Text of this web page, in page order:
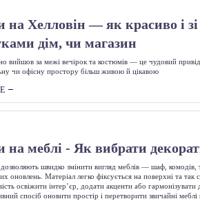
на Хелловін — як красиво і
дім, чи магазин
вийшов за межі вечірок та костюмів — це чудовий
чи офісну простору більш живою й цікавою
на меблі - Як вибрати
дозволяють швидко змінити вигляд меблів — шаф,
оновлень. Матеріал легко фіксується на поверхні та так
освіжити інтер’єр, додати акценти або
спосіб оновити простір і перетворити звичайні